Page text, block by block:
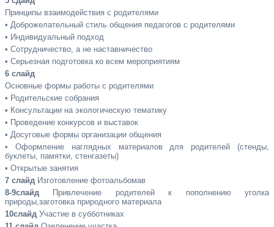
Принципы взаимодействия с родителями
• Доброжелательный стиль общения педагогов с родителями
• Индивидуальный подход
• Сотрудничество, а не наставничество
• Серьезная подготовка ко всем мероприятиям
6 слайд
Основные формы работы с родителями
• Родительские собрания
• Консультации на экологическую тематику
• Проведение конкурсов и выставок
• Досуговые формы организации общения
• Оформление наглядных материалов для родителей (стенды,
буклеты, памятки, стенгазеты)
• Открытые занятия
7 слайд Изготовление фотоальбомав
8-9слайд Привлечение родителей к пополнению уголка
природы,заготовка природного материала
10слайд Участие в субботниках